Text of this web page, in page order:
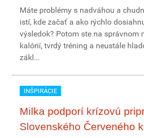
Máte problémy s nadváhou a
istí, kde začať a ako rýchlo
výsledok? Potom ste na správnom
kalórií, tvrdý tréning a neustále
zákl...
INŠPIRÁCIE
Milka podporí krízovú
Slovenského Červeného